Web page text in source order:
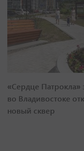
«Сердце Патрокла»
во Владивостоке
новый сквер